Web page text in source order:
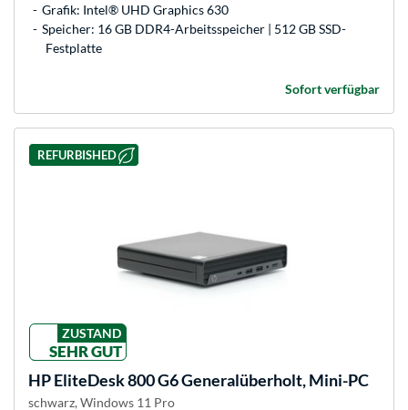
Grafik: Intel® UHD Graphics 630
Speicher: 16 GB DDR4-Arbeitsspeicher | 512 GB SSD-
Festplatte
Sofort verfügbar
REFURBISHED
ZUSTAND
SEHR GUT
HPEliteDesk 800 G6 Generalüberholt, Mini-PC
schwarz, Windows 11 Pro